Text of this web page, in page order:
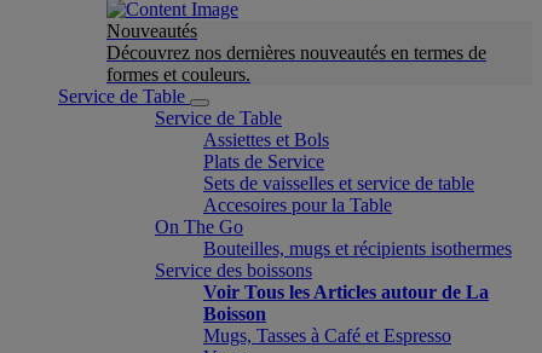
Nouveautés
Découvrez nos dernières nouveautés en termes de
formes et couleurs.
Service de Table
Service de Table
Assiettes et Bols
Plats de Service
Sets de vaisselles et service de table
Accesoires pour la Table
On The Go
Bouteilles, mugs et récipients isothermes
Service des boissons
Voir Tous les Articles autour de La
Boisson
Mugs, Tasses à Café et Espresso